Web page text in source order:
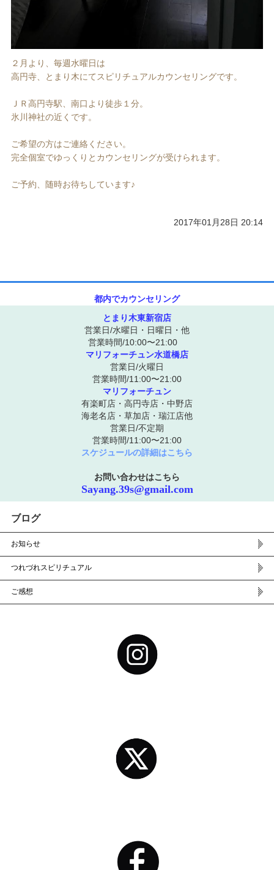
２月より、毎週水曜日は
高円寺、とまり木にてスピリチュアルカウンセリングです。
ＪＲ高円寺駅、南口より徒歩１分。
氷川神社の近くです。
ご希望の方はご連絡ください。
完全個室でゆっくりとカウンセリングが受けられます。
ご予約、随時お待ちしています♪
2017年01月28日 20:14
都内でカウンセリング
とまり木東新宿店
営業日/水曜日・日曜日・他
営業時間/10:00〜21:00
マリフォーチュン水道橋店
営業日/火曜日
営業時間/11:00〜21:00
マリフォーチュン
有楽町店・高円寺店・中野店
海老名店・草加店・瑞江店他
営業日/不定期
営業時間/11:00〜21:00
スケジュールの詳細はこちら
お問い合わせはこちら
Sayang.39s@gmail.com
ブログ
お知らせ
つれづれスピリチュアル
ご感想